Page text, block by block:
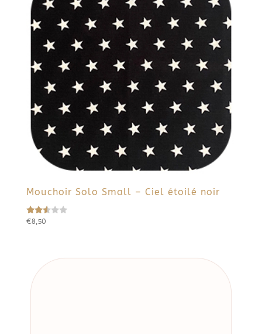
Mouchoir Solo Small – Ciel étoilé noir
Note
€8,50